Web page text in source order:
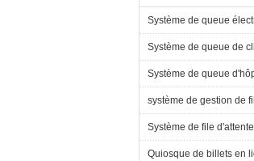
Système de queue
Système de queue de
Système de queue
système de gestion de
Système de file
Quiosque de billets en